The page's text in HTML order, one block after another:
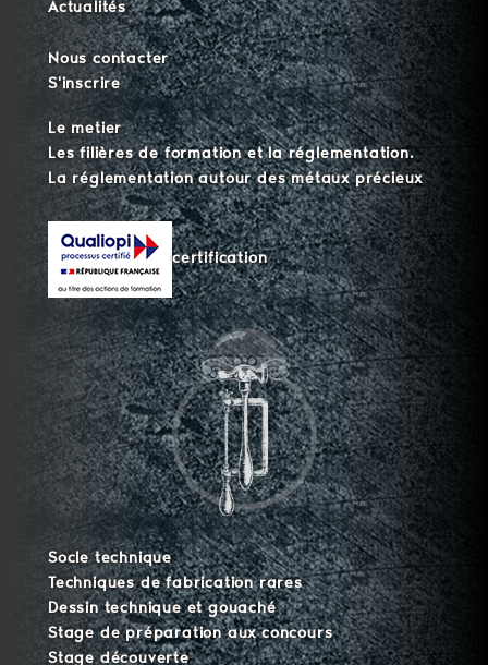
Actualités
Nous contacter
S'inscrire
Le metier
Les filières de formation et la réglementation.
La réglementation autour des métaux précieux
certification
Socle technique
Techniques de fabrication rares
Dessin technique et gouaché
Stage de préparation aux concours
Stage découverte